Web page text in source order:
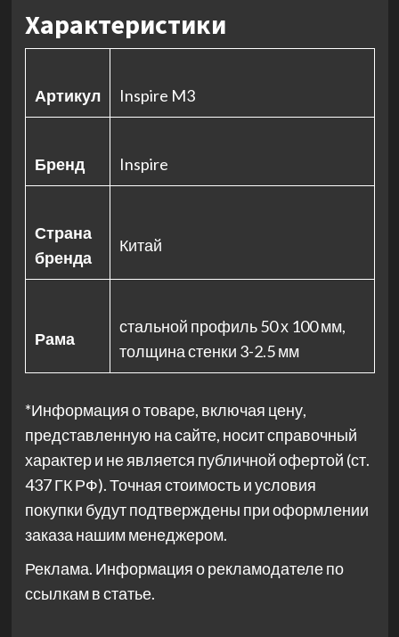
Характеристики
Артикул Inspire M3
Бренд Inspire
Страна
бренда
Китай
Рама
стальной профиль 50 х 100 мм,
толщина стенки 3-2.5 мм
*Информация о товаре, включая цену,
представленную на сайте, носит справочный
характер и не является публичной офертой (ст.
437 ГК РФ). Точная стоимость и условия
покупки будут подтверждены при оформлении
заказа нашим менеджером.
Реклама. Информация о рекламодателе по
ссылкам в статье.